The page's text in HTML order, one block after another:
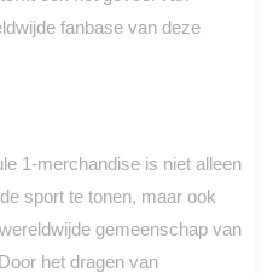
fanbase van deze
1-merchandise is niet alleen
sport te tonen, maar ook
gemeenschap van
het dragen van